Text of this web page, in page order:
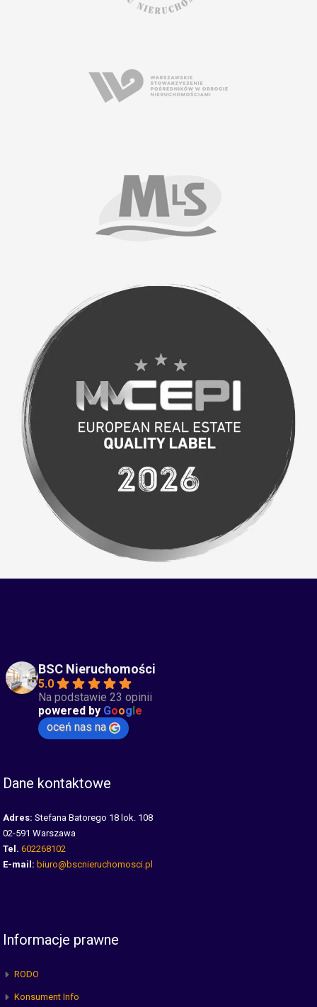
BSC Nieruchomości
5.0
Na podstawie 23 opinii
powered by Google
oceń nas na
Dane kontaktowe
Adres: Stefana Batorego 18 lok. 108
02-591 Warszawa
Tel. 602268102
E-mail: biuro@bscnieruchomosci.pl
Informacje prawne
RODO
Konsument Info